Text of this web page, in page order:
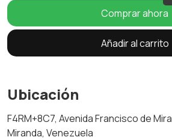
Ubicación
F4RM+8C7, Avenida Francisco de
Miranda, Venezuela
Comprar ahora
Añadir al carrito